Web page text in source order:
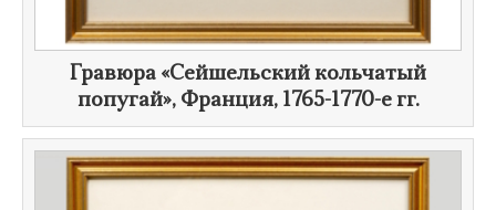
Гравюра «Сейшельский кольчатый
попугай», Франция, 1765-1770-е гг.